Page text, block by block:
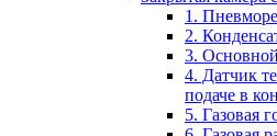
1.
2.
3.
4. Датчик
подаче в
5. Газовая